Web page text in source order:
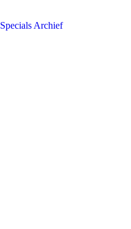
Specials Archief